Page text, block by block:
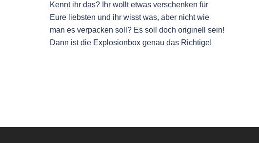
Kennt ihr das? Ihr wollt etwas verschenken für
Eure liebsten und ihr wisst was, aber nicht wie
man es verpacken soll? Es soll doch originell sein!
Dann ist die Explosionbox genau das Richtige!